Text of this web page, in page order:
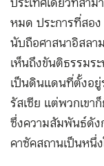
หมด ประการที่สอ
นับถือศาสนาอิสลา
เห็นถึงขันติธรรมร
เป็นดินแดนที่ตั้งอยู่
รัสเซีย แต่พวกเข
ซึ่งความสัมพันธ์ดัง
คาซัคสถานเป็นหนึ่